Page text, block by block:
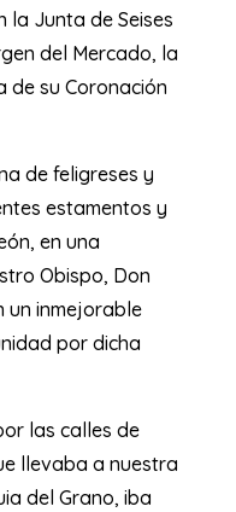
la Junta de Seises
del Mercado, la
de su Coronación
de feligreses y
estamentos y
en una
Obispo, Don
un inmejorable
por dicha
las calles de
llevaba a nuestra
del Grano, iba